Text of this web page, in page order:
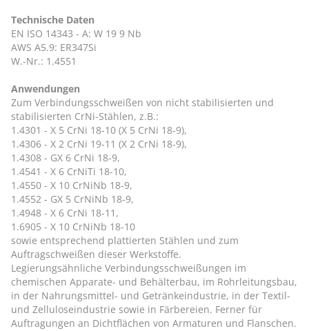
Technische Daten
EN ISO 14343 - A: W 19 9 Nb
AWS A5.9: ER347Si
W.-Nr.: 1.4551
Anwendungen
Zum Verbindungsschweißen von nicht stabilisierten und
stabilisierten CrNi-Stählen, z.B.:
1.4301 - X 5 CrNi 18-10 (X 5 CrNi 18-9),
1.4306 - X 2 CrNi 19-11 (X 2 CrNi 18-9),
1.4308 - GX 6 CrNi 18-9,
1.4541 - X 6 CrNiTi 18-10,
1.4550 - X 10 CrNiNb 18-9,
1.4552 - GX 5 CrNiNb 18-9,
1.4948 - X 6 CrNi 18-11,
1.6905 - X 10 CrNiNb 18-10
sowie entsprechend plattierten Stählen und zum
Auftragschweißen dieser Werkstoffe.
Legierungsähnliche Verbindungsschweißungen im
chemischen Apparate- und Behälterbau, im Rohrleitungsbau,
in der Nahrungsmittel- und Getränkeindustrie, in der Textil-
und Zelluloseindustrie sowie in Färbereien. Ferner für
Auftragungen an Dichtflächen von Armaturen und Flanschen.